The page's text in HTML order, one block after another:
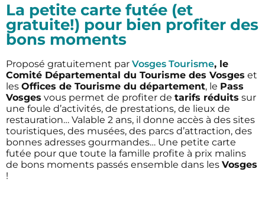
La petite carte futée (et
gratuite!) pour bien profiter des
bons moments
Proposé gratuitement par Vosges Tourisme, le
Comité Départemental du Tourisme des Vosges et
les Offices de Tourisme du département, le Pass
Vosges vous permet de profiter de tarifs réduits sur
une foule d’activités, de prestations, de lieux de
restauration… Valable 2 ans, il donne accès à des sites
touristiques, des musées, des parcs d’attraction, des
bonnes adresses gourmandes… Une petite carte
futée pour que toute la famille profite à prix malins
de bons moments passés ensemble dans les Vosges
!